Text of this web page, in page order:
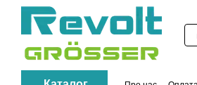
Перейти до основного контенту